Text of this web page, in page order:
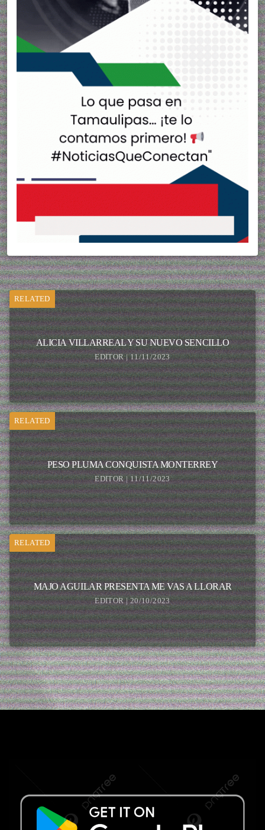
RELATED
ALICIA VILLARREAL Y SU NUEVO SENCILLO
EDITOR | 11/11/2023
RELATED
PESO PLUMA CONQUISTA MONTERREY
EDITOR | 11/11/2023
RELATED
MAJO AGUILAR PRESENTA ME VAS A LLORAR
EDITOR | 20/10/2023